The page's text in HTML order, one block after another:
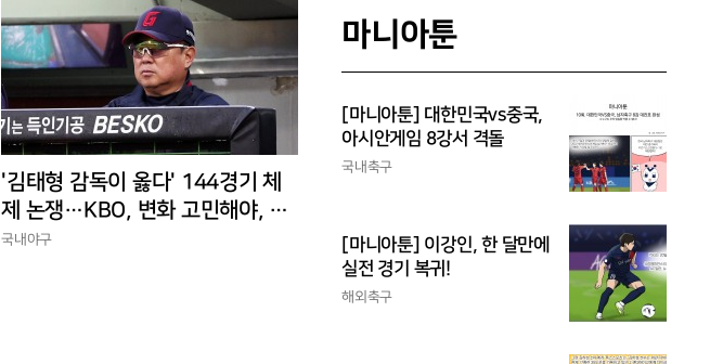
'김태형 감독이 옳다' 144경기 체
제 논쟁…KBO, 변화 고민해야, 환
경에 맞는 경기 수가 바람직
국내야구
마니아툰
[마니아툰] 대한민국vs중국,
아시안게임 8강서 격돌
국내축구
[마니아툰] 이강인, 한 달만에
실전 경기 복귀!
해외축구